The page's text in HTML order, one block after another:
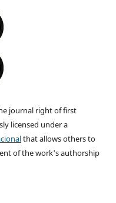
journal right of first
licensed under a
that allows others to
of the work's authorship